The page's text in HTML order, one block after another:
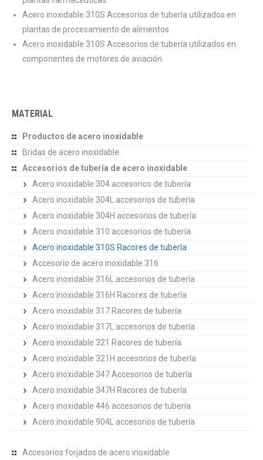
Acero inoxidable 310S Accesorios de tubería utilizados en
plantas de procesamiento de alimentos
Acero inoxidable 310S Accesorios de tubería utilizados en
componentes de motores de aviación
MATERIAL
Productos de acero inoxidable
Bridas de acero inoxidable
Accesorios de tubería de acero inoxidable
Acero inoxidable 304 accesorios de tubería
Acero inoxidable 304L accesorios de tubería
Acero inoxidable 304H accesorios de tubería
Acero inoxidable 310 accesorios de tubería
Acero inoxidable 310S Racores de tubería
Accesorio de acero inoxidable 316
Acero inoxidable 316L accesorios de tubería
Acero inoxidable 316H Racores de tubería
Acero inoxidable 317 Racores de tubería
Acero inoxidable 317L accesorios de tubería
Acero inoxidable 321 Racores de tubería
Acero inoxidable 321H accesorios de tubería
Acero inoxidable 347 Accesorios de tubería
Acero inoxidable 347H Racores de tubería
Acero inoxidable 446 accesorios de tubería
Acero inoxidable 904L accesorios de tubería
Accesorios forjados de acero inoxidable